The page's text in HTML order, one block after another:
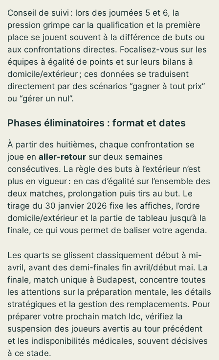
Conseil de suivi : lors des journées 5 et 6, la
pression grimpe car la qualification et la première
place se jouent souvent à la différence de buts ou
aux confrontations directes. Focalisez-vous sur les
équipes à égalité de points et sur leurs bilans à
domicile/extérieur ; ces données se traduisent
directement par des scénarios “gagner à tout prix”
ou “gérer un nul”.
Phases éliminatoires : format et dates
À partir des huitièmes, chaque confrontation se
joue en aller-retour sur deux semaines
consécutives. La règle des buts à l’extérieur n’est
plus en vigueur : en cas d’égalité sur l’ensemble des
deux matches, prolongation puis tirs au but. Le
tirage du 30 janvier 2026 fixe les affiches, l’ordre
domicile/extérieur et la partie de tableau jusqu’à la
finale, ce qui vous permet de baliser votre agenda.
Les quarts se glissent classiquement début à mi-
avril, avant des demi-finales fin avril/début mai. La
finale, match unique à Budapest, concentre toutes
les attentions sur la préparation mentale, les détails
stratégiques et la gestion des remplacements. Pour
préparer votre prochain match ldc, vérifiez la
suspension des joueurs avertis au tour précédent
et les indisponibilités médicales, souvent décisives
à ce stade.